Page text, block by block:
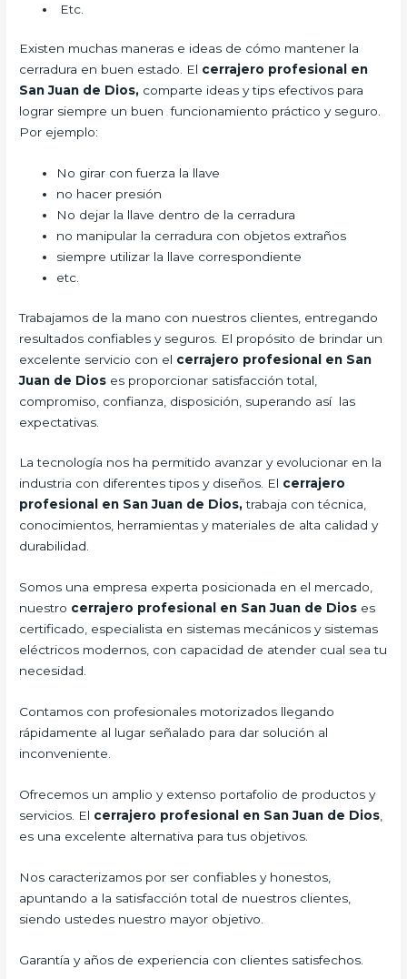
Etc.
Existen muchas maneras e ideas de cómo mantener la
cerradura en buen estado. El cerrajero profesional en
San Juan de Dios, comparte ideas y tips efectivos para
lograr siempre un buen funcionamiento práctico y seguro.
Por ejemplo:
No girar con fuerza la llave
no hacer presión
No dejar la llave dentro de la cerradura
no manipular la cerradura con objetos extraños
siempre utilizar la llave correspondiente
etc.
Trabajamos de la mano con nuestros clientes, entregando
resultados confiables y seguros. El propósito de brindar un
excelente servicio con el cerrajero profesional en San
Juan de Dios es proporcionar satisfacción total,
compromiso, confianza, disposición, superando así las
expectativas.
La tecnología nos ha permitido avanzar y evolucionar en la
industria con diferentes tipos y diseños. El cerrajero
profesional en San Juan de Dios,trabaja con técnica,
conocimientos, herramientas y materiales de alta calidad y
durabilidad.
Somos una empresa experta posicionada en el mercado,
nuestro cerrajero profesional en San Juan de Dios es
certificado, especialista en sistemas mecánicos y sistemas
eléctricos modernos, con capacidad de atender cual sea tu
necesidad.
Contamos con profesionales motorizados llegando
rápidamente al lugar señalado para dar solución al
inconveniente.
Ofrecemos un amplio y extenso portafolio de productos y
servicios. El cerrajero profesional en San Juan de Dios
es una excelente alternativa para tus objetivos.
Nos caracterizamos por ser confiables y honestos,
apuntando a la satisfacción total de nuestros clientes,
siendo ustedes nuestro mayor objetivo.
Garantía y años de experiencia con clientes satisfechos.